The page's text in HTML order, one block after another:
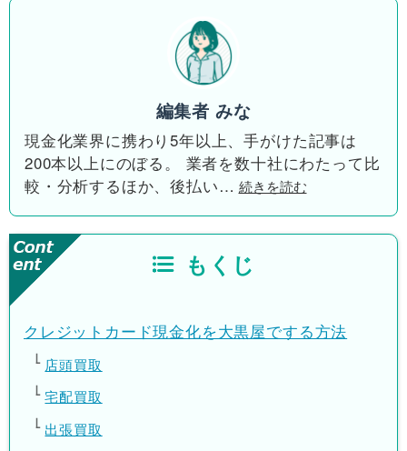
編集者 みな
現金化業界に携わり5年以上、手がけた記事は
200本以上にのぼる。 業者を数十社にわたって比
較・分析するほか、後払い… 続きを読む
もくじ
クレジットカード現金化を大黒屋でする方法
店頭買取
宅配買取
出張買取